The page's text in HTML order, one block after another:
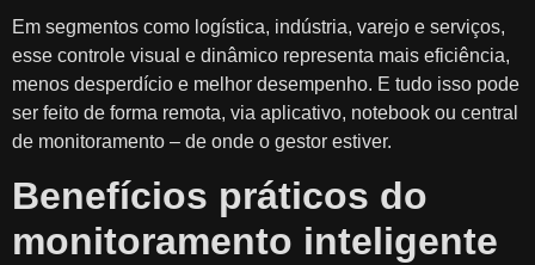
Em segmentos como logística, indústria, varejo e serviços,
esse controle visual e dinâmico representa mais eficiência,
menos desperdício e melhor desempenho. E tudo isso pode
ser feito de forma remota, via aplicativo, notebook ou central
de monitoramento – de onde o gestor estiver.
Benefícios práticos do
monitoramento inteligente